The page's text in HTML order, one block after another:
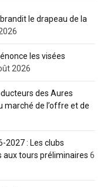
le drapeau de la
les visées
2026
des Aures
marché de l’offre et de
2027 : Les clubs
aux tours préliminaires 6